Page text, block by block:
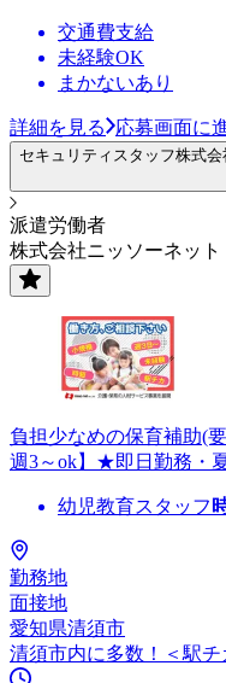
交通費支給
未経験OK
まかないあり
詳細を見る 応募画面に
セキュリティスタッフ株式
派遣労働者
株式会社ニッソーネッ
負担少なめの保育補助(
週3～ok】★即日勤務・
幼児教育スタッフ
勤務地
面接地
愛知県清須市
清須市内に多数！＜駅チ